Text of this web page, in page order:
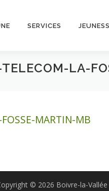
SERVICES
LA-
MARTIN-MB
© 2026 Boivre-la-Vallée